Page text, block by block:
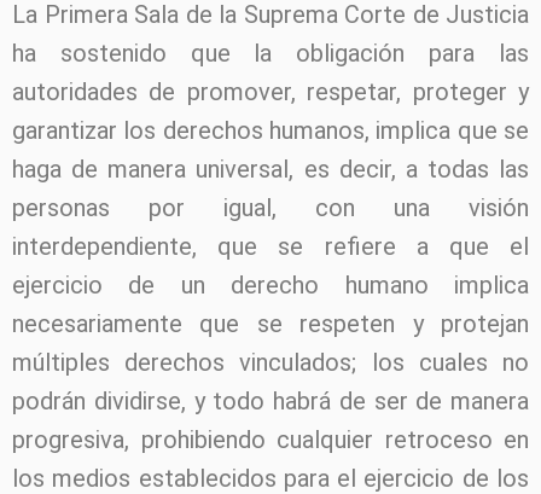
La Primera Sala de la Suprema Corte de Justicia
ha sostenido que la obligación para las
autoridades de promover, respetar, proteger y
garantizar los derechos humanos, implica que se
haga de manera universal, es decir, a todas las
personas por igual, con una visión
interdependiente, que se refiere a que el
ejercicio de un derecho humano implica
necesariamente que se respeten y protejan
múltiples derechos vinculados; los cuales no
podrán dividirse, y todo habrá de ser de manera
progresiva, prohibiendo cualquier retroceso en
los medios establecidos para el ejercicio de los